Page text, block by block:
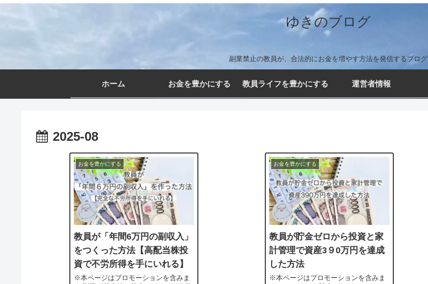
ゆきのブログ
副業禁止の教員が、合法的にお金を増やす方法を発信するブログ
ホーム お金を豊かにする 教員ライフを豊かにする 運営者情報
2025-08
お金を豊かにする
教員が「年間6万円の副収入」
をつくった方法【高配当株投
資で不労所得を手にいれる】
※本ページはプロモーションを含みま
お金を豊かにする
教員が貯金ゼロから投資と家
計管理で資産3９0万円を達成
した方法
※本ページはプロモーションを含みま